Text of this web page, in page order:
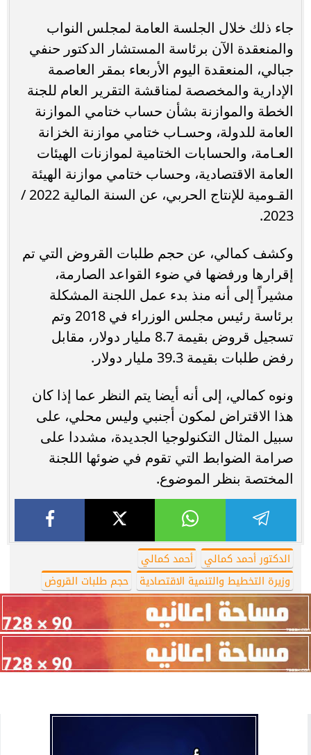
جاء ذلك خلال الجلسة العامة لمجلس النواب
والمنعقدة الآن برئاسة المستشار الدكتور حنفي
جبالي، المنعقدة اليوم الأربعاء بمقر العاصمة
الإدارية والمخصصة لمناقشة التقرير العام للجنة
الخطة والموازنة بشأن حساب ختامي الموازنة
العامة للدولة، وحسـاب ختامي موازنة الخزانة
العـامة، والحسابات الختامية لموازنات الهيئات
العامة الاقتصادية، وحساب ختامي موازنة الهيئة
القـومية للإنتاج الحربي، عن السنة المالية 2022 /
2023.
وكشف كمالي، عن حجم طلبات القروض التي تم
إقرارها ورفضها في ضوء القواعد الصارمة،
مشيراً إلى أنه منذ بدء عمل اللجنة المشكلة
برئاسة رئيس مجلس الوزراء في 2018 وتم
تسجيل قروض بقيمة 8.7 مليار دولار، مقابل
رفض طلبات بقيمة 39.3 مليار دولار.
ونوه كمالي، إلى أنه أيضا يتم النظر عما إذا كان
هذا الاقتراض لمكون أجنبي وليس محلي، على
سبيل المثال التكنولوجيا الجديدة، مشددا على
صرامة الضوابط التي تقوم في ضوئها اللجنة
المختصة بنظر الموضوع.
الدكتور أحمد كمالي
أحمد كمالي
وزيرة التخطيط والتنمية الاقتصادية
حجم طلبات القروض